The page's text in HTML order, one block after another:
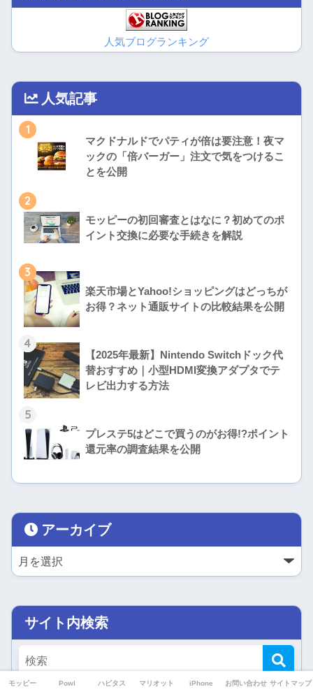
人気ブログランキング
人気記事
1
マクドナルドでパティが倍は要注意！夜マ
ックの「倍バーガー」注文で気をつけるこ
とを公開
2
モッピーの初回審査とはなに？初めてのポ
イント交換に必要な手続きを解説
3
楽天市場とYahoo!ショッピングはどっちが
お得？ネット通販サイトの比較結果を公開
4
【2025年最新】Nintendo Switchドック代
替おすすめ｜小型HDMI変換アダプタでテ
レビ出力する方法
5
プレステ5はどこで買うのがお得!?ポイント
還元率の調査結果を公開
アーカイブ
サイト内検索
モッピー Powl ハピタス マリオット iPhone お問い合わせ サイトマップ